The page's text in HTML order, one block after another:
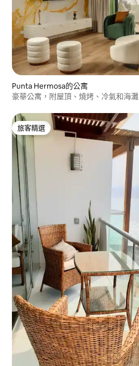
Punta Hermosa的公寓
豪華公寓，附屋頂、燒烤、冷氣和海灘
旅客精選
旅客精選